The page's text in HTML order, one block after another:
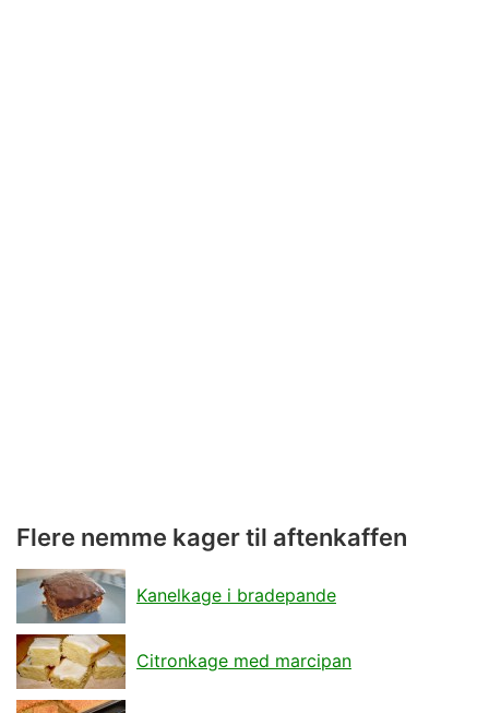
Flere nemme kager til aftenkaffen
Kanelkage i bradepande
Citronkage med marcipan